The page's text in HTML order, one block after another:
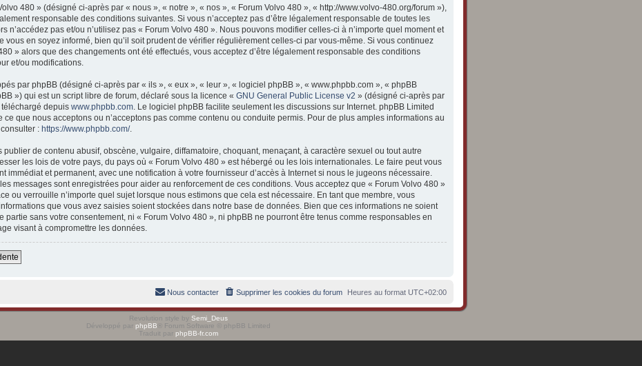
480 » (désigné ci-après par « nous », « notre », « nos », « Forum Volvo 480 », « http://www.volvo-480.org/forum »),
responsable des conditions suivantes. Si vous n’acceptez pas d’être légalement responsable de toutes les
n’accédez pas et/ou n’utilisez pas « Forum Volvo 480 ». Nous pouvons modifier celles-ci à n’importe quel moment et
vous en soyez informé, bien qu’il soit prudent de vérifier régulièrement celles-ci par vous-même. Si vous continuez
» alors que des changements ont été effectués, vous acceptez d’être légalement responsable des conditions
et/ou modifications.
par phpBB (désigné ci-après par « ils », « eux », « leur », « logiciel phpBB », « www.phpbb.com », « phpBB
») qui est un script libre de forum, déclaré sous la licence « GNU General Public License v2 » (désigné ci-après par
depuis www.phpbb.com. Le logiciel phpBB facilite seulement les discussions sur Internet. phpBB Limited
ce que nous acceptons ou n’acceptons pas comme contenu ou conduite permis. Pour de plus amples informations au
: https://www.phpbb.com/.
publier de contenu abusif, obscène, vulgaire, diffamatoire, choquant, menaçant, à caractère sexuel ou tout autre
les lois de votre pays, du pays où « Forum Volvo 480 » est hébergé ou les lois internationales. Le faire peut vous
immédiat et permanent, avec une notification à votre fournisseur d’accès à Internet si nous le jugeons nécessaire.
messages sont enregistrées pour aider au renforcement de ces conditions. Vous acceptez que « Forum Volvo 480 »
ou verrouille n’importe quel sujet lorsque nous estimons que cela est nécessaire. En tant que membre, vous
que vous avez saisies soient stockées dans notre base de données. Bien que ces informations ne soient
partie sans votre consentement, ni « Forum Volvo 480 », ni phpBB ne pourront être tenus comme responsables en
visant à compromettre les données.
Heures au format UTC+02:00
Supprimer les cookies du forum
Nous contacter
Revolution style by Semi_Deus
Développé par phpBB ® Forum Software © phpBB Limited
Traduit par phpBB-fr.com